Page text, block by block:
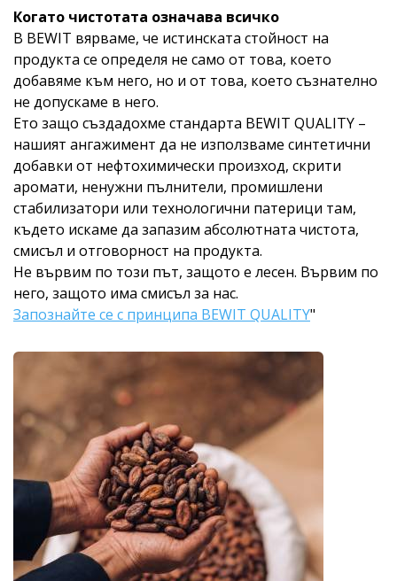
Когато чистотата означава всичко
В BEWIT вярваме, че истинската стойност на
продукта се определя не само от това, което
добавяме към него, но и от това, което съзнателно
не допускаме в него.
Ето защо създадохме стандарта BEWIT QUALITY –
нашият ангажимент да не използваме синтетични
добавки от нефтохимически произход, скрити
аромати, ненужни пълнители, промишлени
стабилизатори или технологични патерици там,
където искаме да запазим абсолютната чистота,
смисъл и отговорност на продукта.
Не вървим по този път, защото е лесен. Вървим по
него, защото има смисъл за нас.
Запознайте се с принципа BEWIT QUALITY"